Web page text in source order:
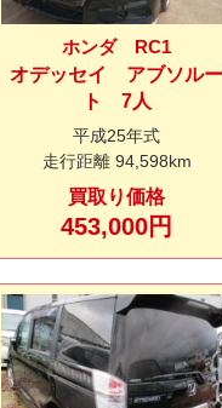
ホンダ RC1
オデッセイ アブソルー
ト 7人
平成25年式
走行距離 94,598km
買取り価格
453,000円